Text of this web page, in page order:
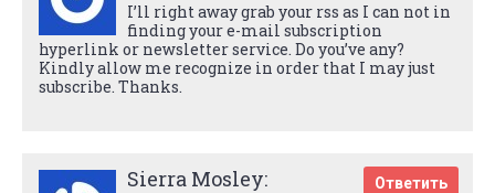
I’ll right away grab your rss as I can not in
finding your e-mail subscription
hyperlink or newsletter service. Do you’ve any?
Kindly allow me recognize in order that I may just
subscribe. Thanks.
Sierra Mosley: Ответить